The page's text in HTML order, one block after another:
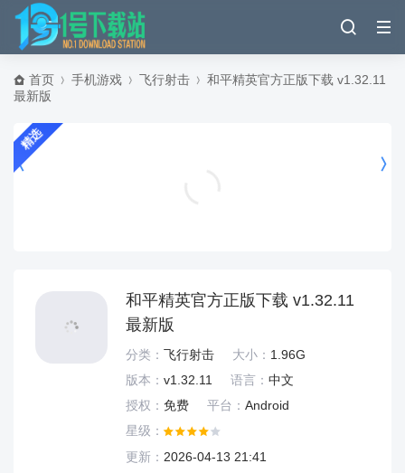
首页 手机游戏 飞行射击
和平精英官方正版下载 v1.32.11
最新版
精选
和平精英官方正版下载 v1.32.11
最新版
分类： 飞行射击 大小： 1.96G
版本： v1.32.11 语言： 中文
授权： 免费 平台： Android
星级：
更新： 2026-04-13 21:41